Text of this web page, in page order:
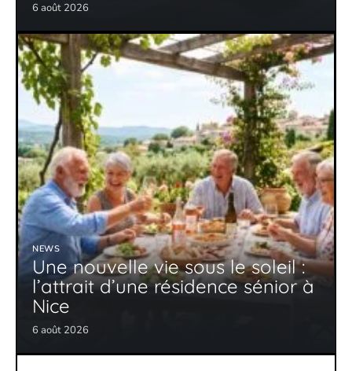
6 août 2026
NEWS
Une nouvelle vie sous le soleil :
l’attrait d’une résidence sénior à
Nice
6 août 2026